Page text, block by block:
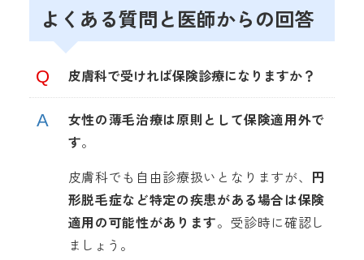
よくある質問と医師からの回答
皮膚科で受ければ保険診療になりますか？
女性の薄毛治療は原則として保険適用外で
す。
皮膚科でも自由診療扱いとなりますが、 円
形脱毛症など特定の疾患がある場合は保険
適用の可能性があります。受診時に確認し
ましょう。